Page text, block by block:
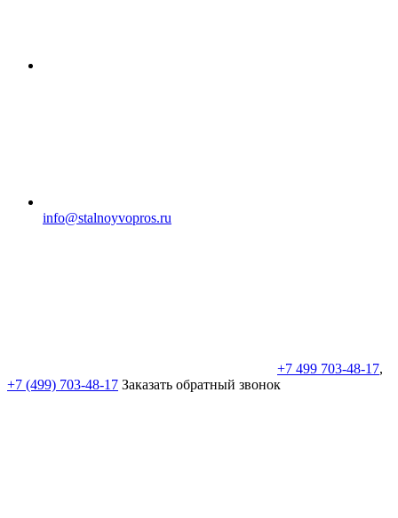
info@stalnoyvopros.ru
+7 499 703-48-17,
+7 (499) 703-48-17 Заказать обратный звонок